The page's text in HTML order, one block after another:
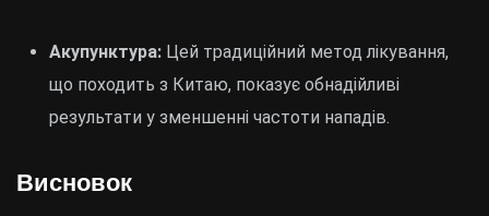
Акупунктура: Цей традиційний метод лікування,
що походить з Китаю, показує обнадійливі
результати у зменшенні частоти нападів.
Висновок